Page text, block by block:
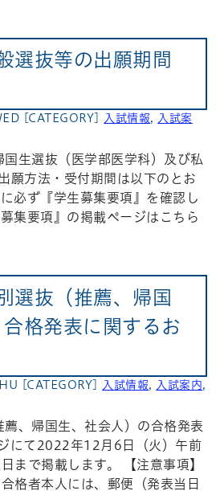
選抜等の出願期間
[CATEGORY] 入試情報,
入試案
生選抜（医学部医学科）及び私
願方法・受付期間は以下のとお
必ず『学生募集要項』を確認し
集要項』の掲載ページはこちら
選抜（推薦、帰国
格発表に関するお
[CATEGORY] 入試情報 入試案内
、帰国生、社会人）の合格発表
にて2022年12月6日（火）午前
まで掲載します。 【注意事項】
格者本人には、郵便（発表当日